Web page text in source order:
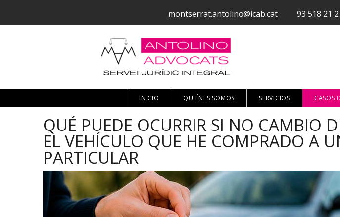
montserrat.antolino@icab.cat 93 518 21
INICIO QUIÉNES SOMOS SERVICIOS CASOS
QUÉ PUEDE OCURRIR SI NO CAMBIO
EL VEHÍCULO QUE HE COMPRADO A
PARTICULAR